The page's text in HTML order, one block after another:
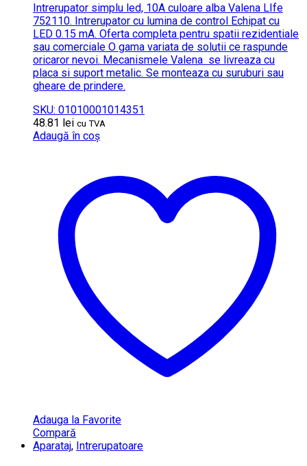
Intrerupator simplu led, 10A culoare alba Valena LIfe
752110. Intrerupator cu lumina de control Echipat cu
LED 0.15 mA. Oferta completa pentru spatii rezidentiale
sau comerciale O gama variata de solutii ce raspunde
oricaror nevoi. Mecanismele Valena se livreaza cu
placa si suport metalic. Se monteaza cu suruburi sau
gheare de prindere.
SKU: 01010001014351
48.81 lei cu TVA
Adaugă în coș
Adauga la Favorite
Compară
Aparataj, Intrerupatoare